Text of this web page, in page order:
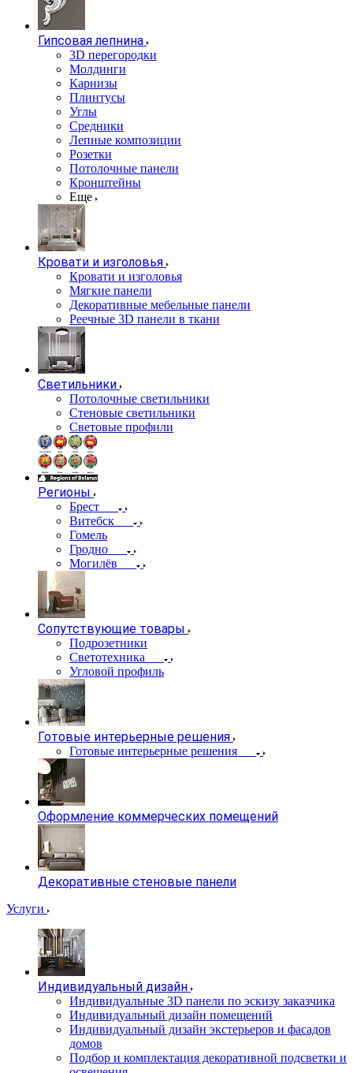
Гипсовая лепнина
3D перегородки
Молдинги
Карнизы
Плинтусы
Углы
Средники
Лепные композиции
Розетки
Потолочные панели
Кронштейны
Еще
Кровати и изголовья
Кровати и изголовья
Мягкие панели
Декоративные мебельные панели
Реечные 3D панели в ткани
Светильники
Потолочные светильники
Стеновые светильники
Световые профили
Регионы
Брест
Витебск
Гомель
Гродно
Могилёв
Сопутствующие товары
Подрозетники
Светотехника
Угловой профиль
Готовые интерьерные решения
Готовые интерьерные решения
Оформление коммерческих помещений
Декоративные стеновые панели
Услуги
Индивидуальный дизайн
Индивидуальные 3D панели по эскизу заказчика
Индивидуальный дизайн помещений
Индивидуальный дизайн экстерьеров и фасадов
домов
Подбор и комплектация декоративной подсветки и